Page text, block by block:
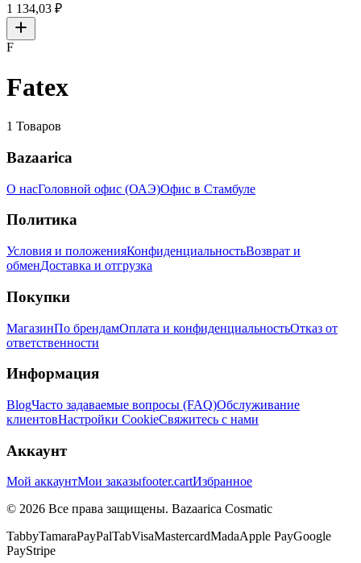
1 134,03 ₽
F
Fatex
1 Товаров
Bazaarica
О насГоловной офис (ОАЭ)Офис в Стамбуле
Политика
Условия и положенияКонфиденциальностьВозврат и
обменДоставка и отгрузка
Покупки
МагазинПо брендамОплата и конфиденциальностьОтказ от
ответственности
Информация
BlogЧасто задаваемые вопросы (FAQ)Обслуживание
клиентовНастройки CookieСвяжитесь с нами
Аккаунт
Мой аккаунтМои заказыfooter.cartИзбранное
© 2026 Все права защищены. Bazaarica Cosmatic
TabbyTamaraPayPalTabVisaMastercardMadaApple PayGoogle
PayStripe